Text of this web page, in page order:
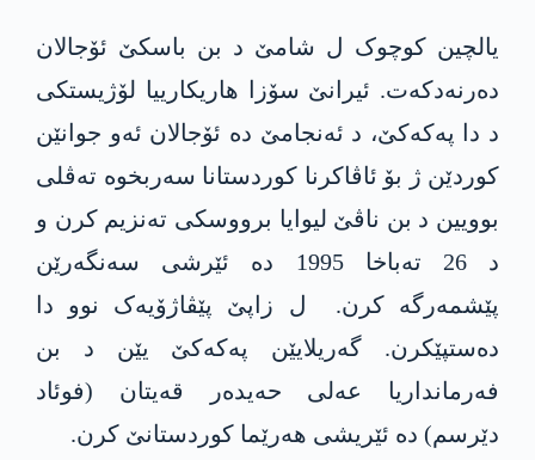
یالچین کوچوک ل شامێ د بن باسکێ ئۆجالان
دەرنەدکەت. ئیرانێ سۆزا ھاریکارییا لۆژیستکی
د دا پەکەکێ، د ئەنجامێ دە ئۆجالان ئەو جوانێن
کوردێن ژ بۆ ئاڤاکرنا کوردستانا سەربخوە تەڤلی
بوویین د بن ناڤێ لیوایا برووسکی تەنزیم کرن و
د 26 تەباخا 1995 دە ئێرشی سەنگەرێن
پێشمەرگە کرن. ل زاپێ پێڤاژۆیەک نوو دا
دەستپێکرن. گەریلایێن پەکەکێ یێن د بن
فەرمانداریا عەلی حەیدەر قەیتان (فوئاد
دێرسم) دە ئێریشی ھەرێما کوردستانێ کرن.